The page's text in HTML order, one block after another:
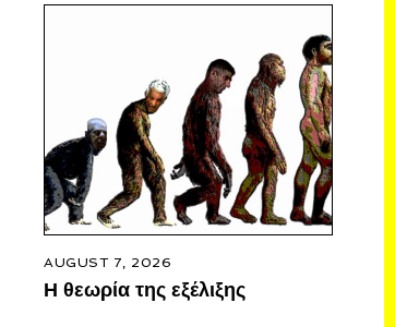
AUGUST 7, 2026
Η θεωρία της εξέλιξης